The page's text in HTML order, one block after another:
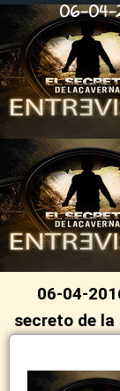
06-04-
06-04-
secreto de la